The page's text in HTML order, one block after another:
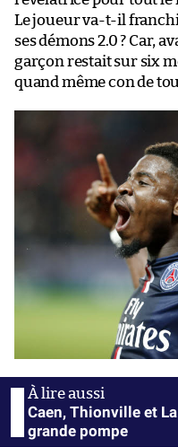
Le joueur va-t-il
ses démons 2.0 ? Car,
garçon restait sur six
quand même con de
Caen, Thionville et
grande pompe